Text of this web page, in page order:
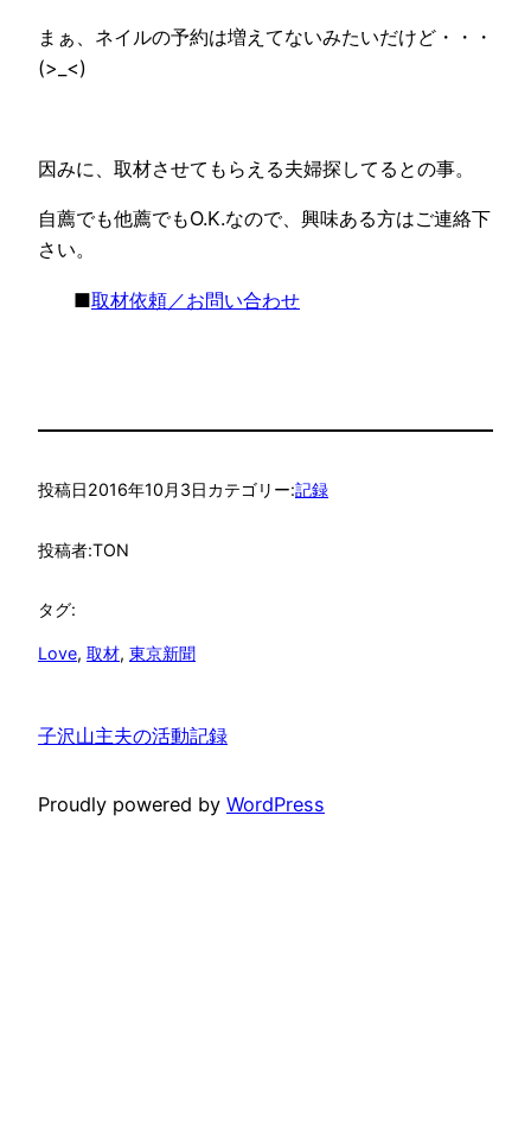
まぁ、ネイルの予約は増えてないみたいだけど・・・
(>_<)
因みに、取材させてもらえる夫婦探してるとの事。
自薦でも他薦でもO.K.なので、興味ある方はご連絡下
さい。
■取材依頼／お問い合わせ
投稿日2016年10月3日カテゴリー:記録
投稿者:TON
タグ:
Love, 取材, 東京新聞
子沢山主夫の活動記録
Proudly powered by WordPress